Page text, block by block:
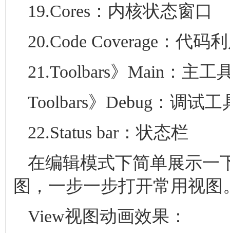
19.Cores：内核状态窗口
20.Code Coverage：代码
21.Toolbars》Main：主工
Toolbars》Debug：调试工
22.Status bar：状态栏
在编辑模式下简单展示一
图，一步一步打开常用视图
View视图动画效果：